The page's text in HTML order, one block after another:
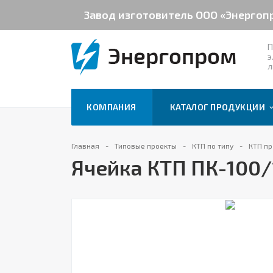
Завод изготовитель ООО
КОМПАНИЯ КАТАЛОГ ПРОДУКЦИИ
Главная Типовые проекты КТП по типу КТП
Ячейка КТП ПК-